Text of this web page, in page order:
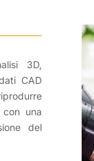
3D,
CAD
con una
del